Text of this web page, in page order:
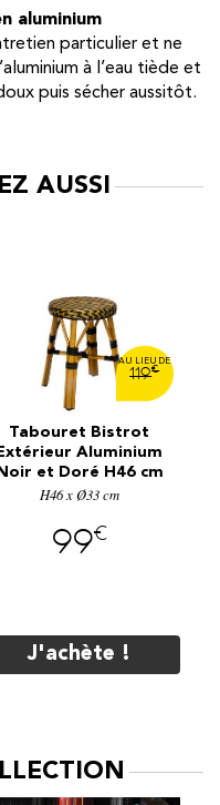
aluminium
particulier et ne
à l’eau tiède et
puis sécher aussitôt.
AUSSI
119
Tabouret Bistrot
Extérieur Aluminium
Noir H46 cm E1079NR
H46 x Ø33 cm
79€
J'achète !